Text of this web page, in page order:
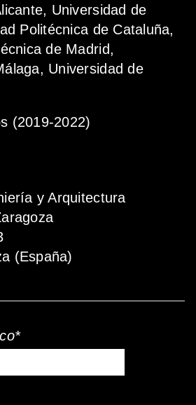
Universidad de
Politécnica de Cataluña,
de Madrid,
Universidad de
(2019-2022)
y Arquitectura
(España)